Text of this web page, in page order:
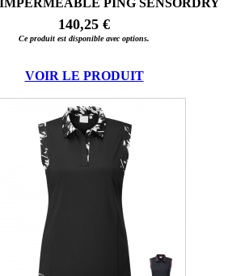
PING SENSORDRY
140,25 €
Ce produit est disponible avec options.
VOIR LE PRODUIT